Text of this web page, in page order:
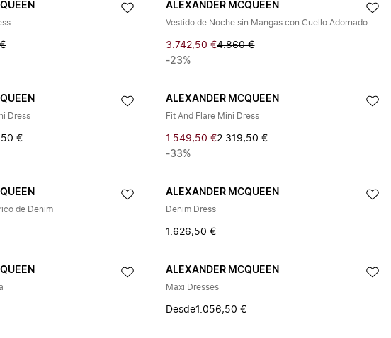
ALEXANDER MCQUEEN
Vestido de Noche sin Mangas con Cuello Adornado
3.742,50 €4.860 €
-23%
Dress
€
ALEXANDER MCQUEEN
Fit And Flare Mini Dress
1.549,50 €2.319,50 €
-33%
de Denim
ALEXANDER MCQUEEN
Denim Dress
1.626,50 €
ALEXANDER MCQUEEN
Maxi Dresses
Desde1.056,50 €